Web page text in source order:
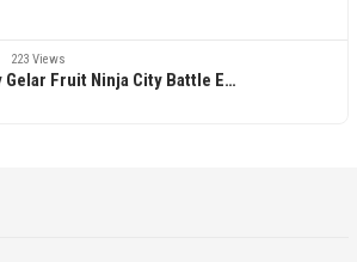
223 Views
Gelar Fruit Ninja City Battle E…